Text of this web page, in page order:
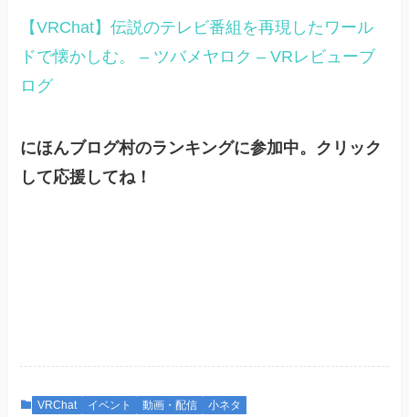
【VRChat】伝説のテレビ番組を再現したワール
ドで懐かしむ。 – ツバメヤロク – VRレビューブ
ログ
にほんブログ村のランキングに参加中。クリック
して応援してね！
VRChat イベント 動画・配信 小ネタ